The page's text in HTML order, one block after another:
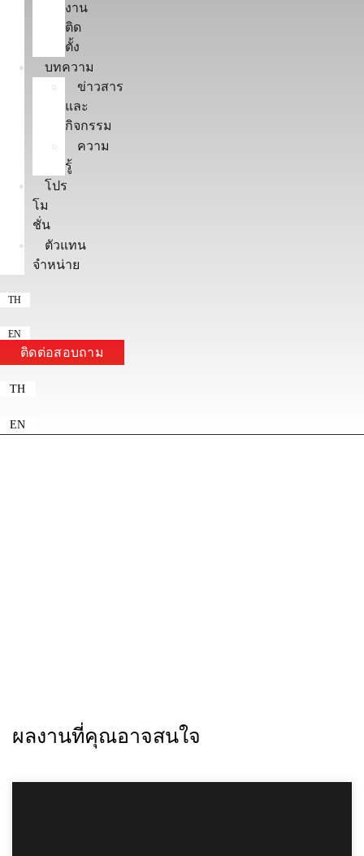
งาน
ติด
ตั้ง
บทความ
ข่าวสาร
และ
กิจกรรม
ความ
รู้
โปร
โม
ชั่น
ตัวแทน
จำหน่าย
TH
EN
ติดต่อสอบถาม
TH
EN
ผลงานที่คุณอาจสนใจ